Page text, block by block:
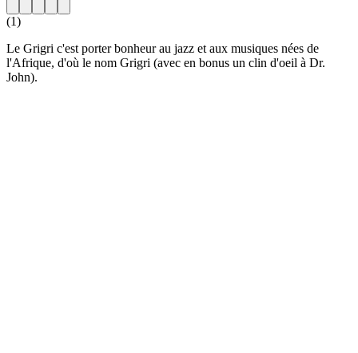
(1)
Le Grigri c'est porter bonheur au jazz et aux musiques nées de
l'Afrique, d'où le nom Grigri (avec en bonus un clin d'oeil à Dr.
John).